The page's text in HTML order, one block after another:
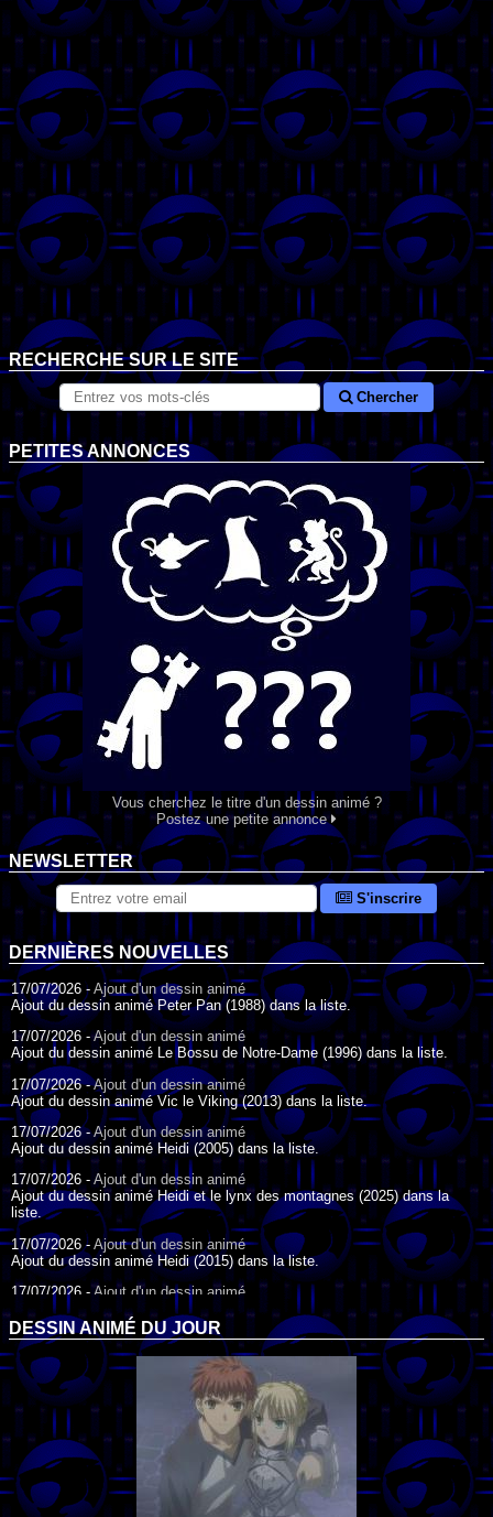
RECHERCHE SUR LE SITE
Chercher
PETITES ANNONCES
Vous cherchez le titre d'un dessin animé ?
Postez une petite annonce
NEWSLETTER
S'inscrire
DERNIÈRES NOUVELLES
17/07/2026 - Ajout d'un dessin animé
Ajout du dessin animé Peter Pan (1988) dans la liste.
17/07/2026 -Ajout d'un dessin animé
Ajout du dessin animé Le Bossu de Notre-Dame (1996) dans la liste.
17/07/2026 -Ajout d'un dessin animé
Ajout du dessin animé Vic le Viking (2013) dans la liste.
17/07/2026 -Ajout d'un dessin animé
Ajout du dessin animé Heidi (2005) dans la liste.
17/07/2026 - Ajout d'un dessin animé
Ajout du dessin animé Heidi et le lynx des montagnes (2025) dans la
liste.
17/07/2026 - Ajout d'un dessin animé
Ajout du dessin animé Heidi (2015) dans la liste.
17/07/2026 - Ajout d'un dessin animé
Ajout du dessin animé Heidi (1995) dans la liste.
09/07/2026 -Ajout d'un dessin animé
Ajout du dessin animé Genki l'Aventurier de la Chance (2006) dans la
liste.
04/07/2026 -Ajout d'un dessin animé
Ajout du dessin animé Vilain Petit Canard (2000) dans la liste.
04/07/2026 -Ajout d'un dessin animé
Ajout du dessin animé Le Noël du vilain petit canard (2003) dans la liste.
DESSIN ANIMÉ DU JOUR